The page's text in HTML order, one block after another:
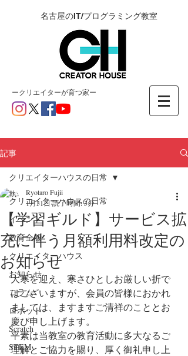
名古屋のIT/プログラミング教室
ー​クリエイターが育つ家ー
記事
クリエイターハウスの日常
イベント
教育全般
クリエイターハウス
お知らせ
コラム
ロボット
Scratch
STEM
クリエイターハウスの日常
【学習ギルド】サービス拡
充に伴う月額利用料改定の
お知らせ
Ryotaro Fujii
1月31日 読了時間: 3分
大寒を迎え、寒さひとしお厳しい折で
はございますが、会員の皆様におかれ
ましては、ますますご清祥のこととお
慶び申し上げます。
平素は当教室の教育活動に多大なるご
理解とご協力を賜り、厚く御礼申し上